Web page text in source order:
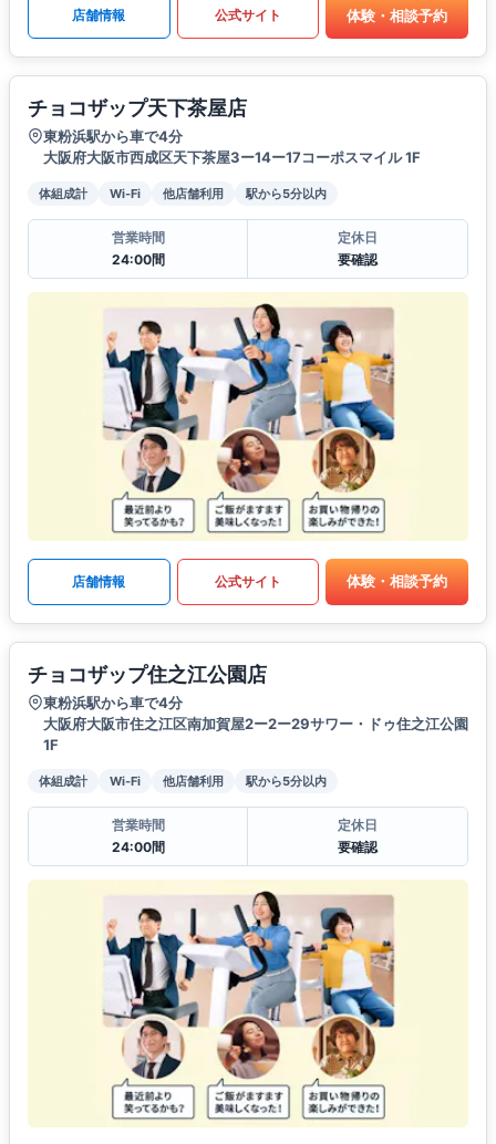
店舗情報 公式サイト 体験・相談予約
チョコザップ天下茶屋店
東粉浜駅から車で4分
大阪府大阪市西成区天下茶屋3ー14ー17コーポスマイル 1F
体組成計 Wi-Fi 他店舗利用 駅から5分以内
営業時間
24:00間
定休日
要確認
店舗情報 公式サイト 体験・相談予約
チョコザップ住之江公園店
東粉浜駅から車で4分
大阪府大阪市住之江区南加賀屋2ー2ー29サワー・ドゥ住之江公園
1F
体組成計 Wi-Fi 他店舗利用 駅から5分以内
営業時間
24:00間
定休日
要確認